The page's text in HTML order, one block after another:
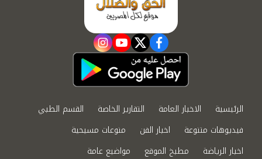
facebook
twitter
youtube
instagram
الرئيسية الاخبار العامة التقارير الخاصة
القسم الطبي
فيديوهات متنوعة
اخبار الفن
منوعات مسيحية
اخبار الرياضة
مطبخ الموقع مواضيع عامة